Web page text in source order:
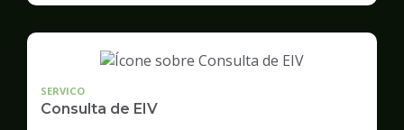
SERVICO
Consulta de EIV